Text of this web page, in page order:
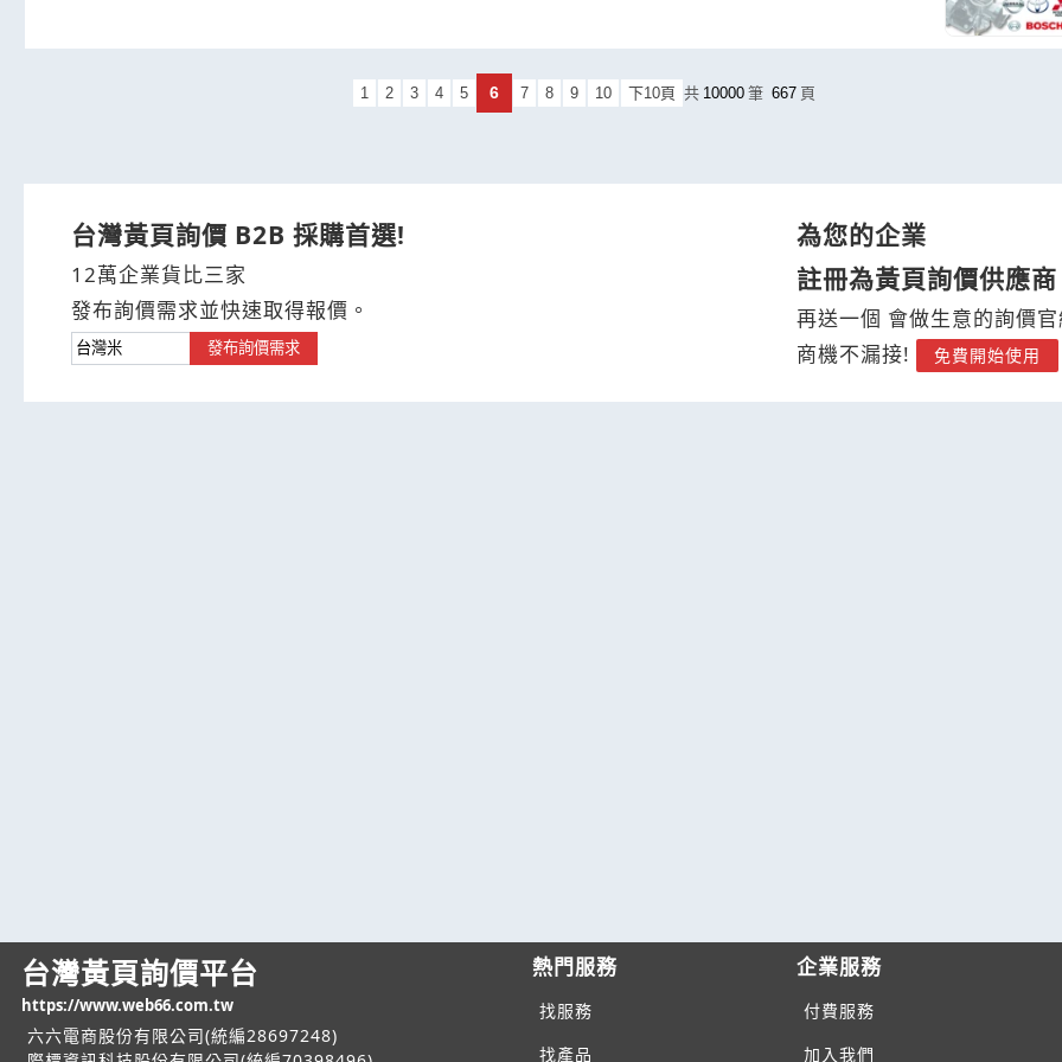
1 2 3 4 5 6 7 8 9 10 下10頁 共 10000 筆 667 頁
台灣黃頁詢價 B2B 採購首選!
12萬企業貨比三家
發布詢價需求並快速取得報價。
發布詢價需求
為您的企業
註冊為黃頁詢價供應商
再送一個 會做生意的詢價
商機不漏接!
免費開始使用
台灣黃頁詢價平台
https://www.web66.com.tw
六六電商股份有限公司(統編28697248)
熱門服務
找服務
找產品
企業服務
付費服務
加入我們